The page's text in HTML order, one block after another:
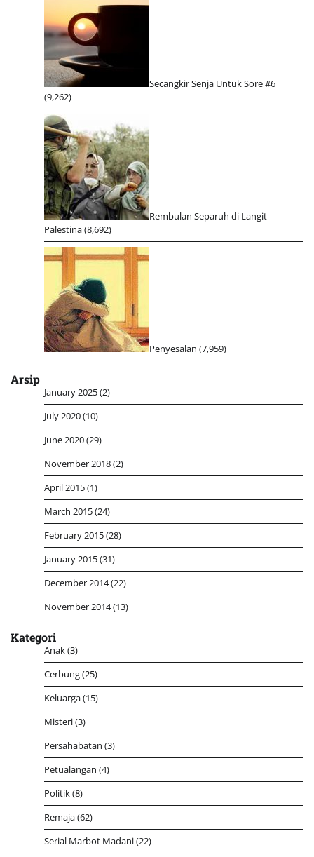
Secangkir Senja Untuk Sore #6
(9,262)
Rembulan Separuh di Langit
Palestina(8,692)
Penyesalan (7,959)
Arsip
January 2025(2)
July 2020(10)
June 2020(29)
November 2018(2)
April 2015(1)
March 2015(24)
February 2015(28)
January 2015(31)
December 2014(22)
November 2014(13)
Kategori
Anak(3)
Cerbung(25)
Keluarga(15)
Misteri(3)
Persahabatan (3)
Petualangan (4)
Politik(8)
Remaja(62)
Serial Marbot Madani(22)